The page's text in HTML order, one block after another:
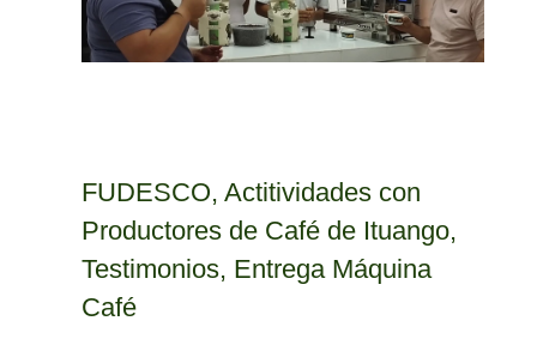
FUDESCO, Actitividades con
Productores de Café de Ituango,
Testimonios, Entrega Máquina
Café